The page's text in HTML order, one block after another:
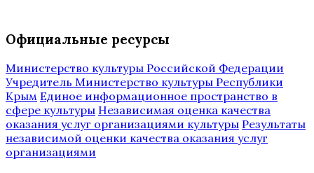
Официальные ресурсы
Министерство культуры Российской Федерации
Учредитель Министерство культуры Республики
Крым Единое информационное пространство в
сфере культуры Независимая оценка качества
оказания услуг организациями культуры Результаты
независимой оценки качества оказания услуг
организациями